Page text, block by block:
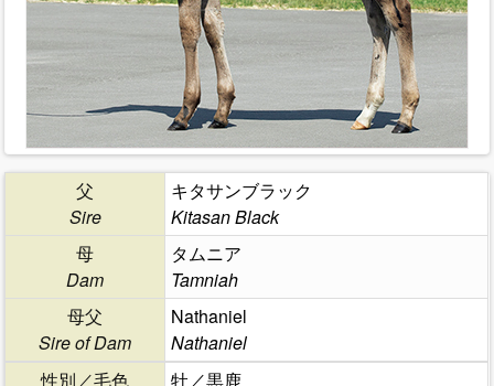
父
Sire
キタサンブラック
Kitasan Black
母
Dam
タムニア
Tamniah
母父
Sire of Dam
Nathaniel
Nathaniel
性別／毛色
牡／黒鹿